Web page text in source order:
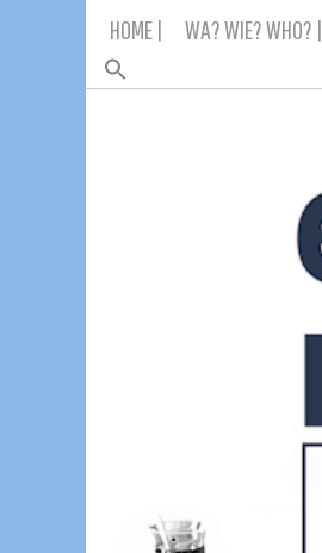
HOME | WA? WIE? WHO? |